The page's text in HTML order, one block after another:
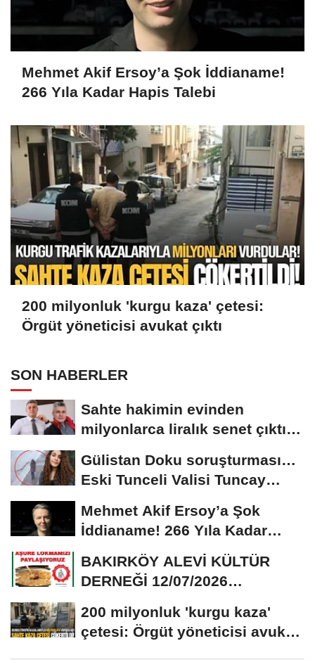
Mehmet Akif Ersoy’a Şok İddianame!
266 Yıla Kadar Hapis Talebi
200 milyonluk 'kurgu kaza' çetesi:
Örgüt yöneticisi avukat çıktı
SON HABERLER
Sahte hakimin evinden
milyonlarca liralık senet çıktı:
Gülistan Doku soruşturması…
Eski Tunceli Valisi Tuncay
Mehmet Akif Ersoy’a Şok
İddianame! 266 Yıla Kadar
Hapis Talebi
BAKIRKÖY ALEVİ KÜLTÜR
DERNEĞİ 12/07/2026
DAVETİNE...
200 milyonluk 'kurgu kaza'
çetesi: Örgüt yöneticisi avukat